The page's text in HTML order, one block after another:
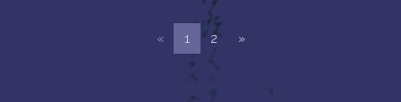
« 1 2 »